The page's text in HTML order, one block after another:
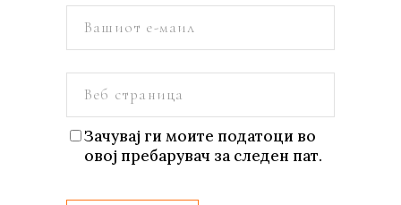
Зачувај ги моите податоци во
овој пребарувач за следен пат.